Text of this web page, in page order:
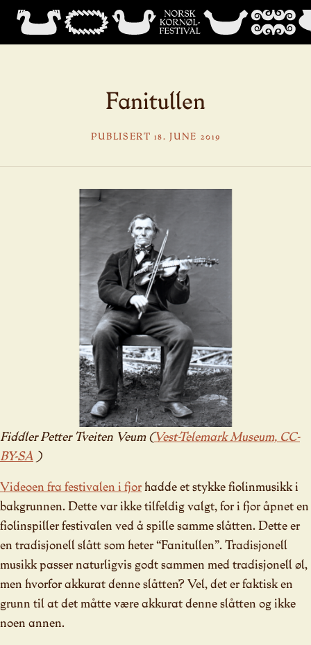
Fanitullen
PUBLISERT 18. JUNE 2019
Fiddler Petter Tveiten Veum (Vest-Telemark Museum, CC-
BY-SA )
Videoen fra festivalen i fjorhadde et stykke fiolinmusikk i
bakgrunnen. Dette var ikke tilfeldig valgt, for i fjor åpnet en
fiolinspiller festivalen ved å spille samme slåtten. Dette er
en tradisjonell slått som heter “Fanitullen”. Tradisjonell
musikk passer naturligvis godt sammen med tradisjonell øl,
men hvorfor akkurat denne slåtten? Vel, det er faktisk en
grunn til at det måtte være akkurat denne slåtten og ikke
noen annen.